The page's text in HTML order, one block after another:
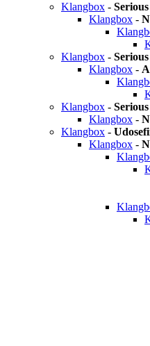
Klangbox -
Klangbox -
Klangbox -
Klangbox -
Klangbox -
Klangbox -
Klangbox -
Klangbox -